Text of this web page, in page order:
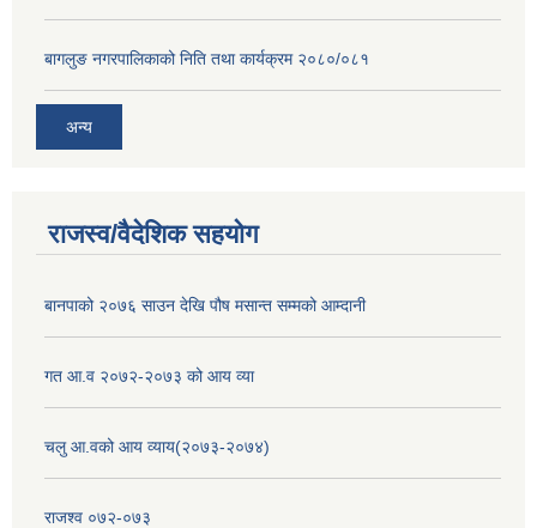
बागलुङ नगरपालिकाको निति तथा कार्यक्रम २०८०/०८१
अन्य
राजस्व/वैदेशिक सहयोग
बानपाको २०७६ साउन देखि पौष मसान्त सम्मको आम्दानी
गत आ.व २०७२-२०७३ को आय व्या
चलु आ.वको आय व्याय(२०७३-२०७४)
राजश्व ०७२-०७३